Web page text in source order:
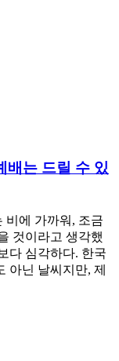
배는 드릴 수 있
비에 가까워, 조금
것이라고 생각했
다 심각하다. 한국
아닌 날씨지만, 제